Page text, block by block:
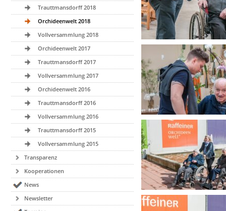
Trauttmansdorff 2018
Orchideenwelt 2018
Vollversammlung 2018
Orchideenwelt 2017
Trauttmansdorff 2017
Vollversammlung 2017
Orchideenwelt 2016
Trauttmansdorff 2016
Vollversammlung 2016
Trauttmansdorff 2015
Vollversammlung 2015
Transparenz
Kooperationen
News
Newsletter